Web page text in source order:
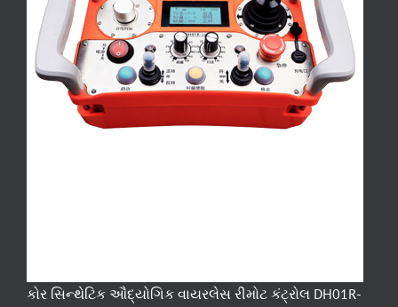
કોર સિન્થેટિક ઔદ્યોગિક વાયરલેસ રીમોટ કંટ્રોલ DH01R-